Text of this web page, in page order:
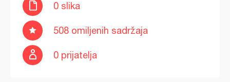
0 slika
508 omiljenih sadržaja
0 prijatelja